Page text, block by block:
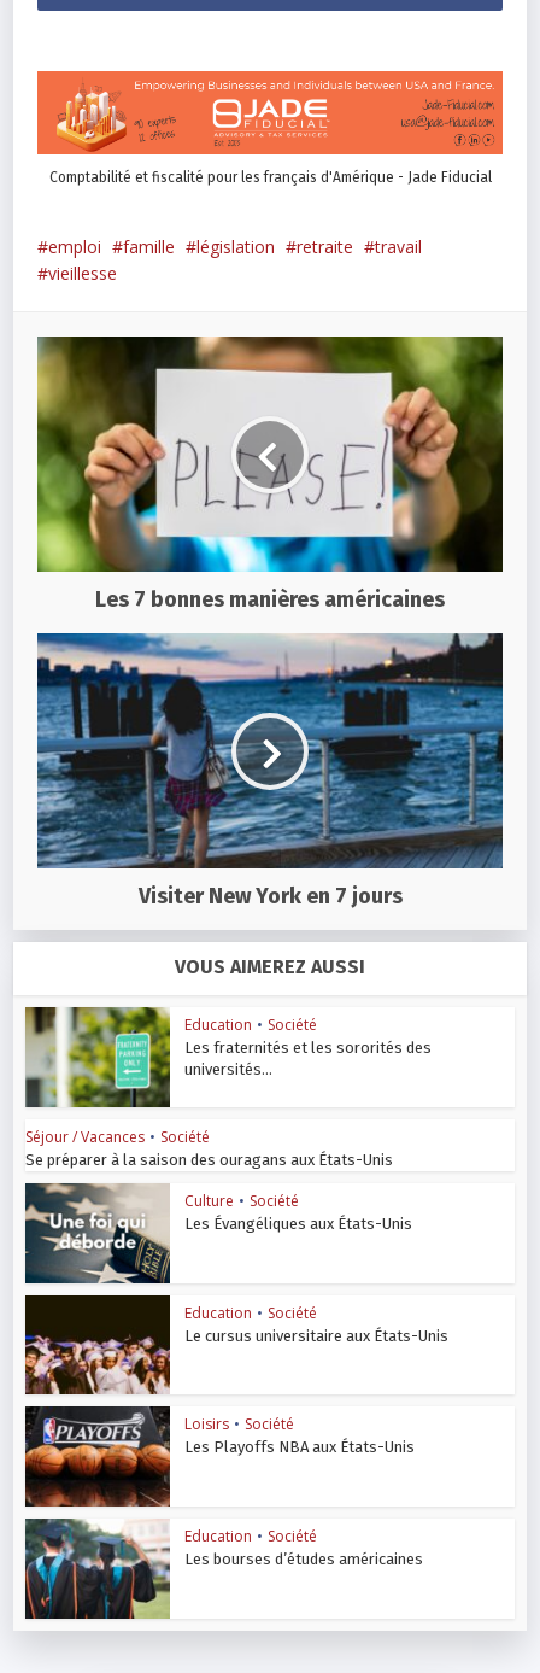
Comptabilité et fiscalité pour les français d'Amérique - Jade Fiducial
emploi famille législation retraite
travail
vieillesse
Les 7 bonnes manières américaines
Visiter New York en 7 jours
VOUS AIMEREZ AUSSI
Education • Société
Les fraternités et les sororités des
universités...
Séjour / Vacances • Société
Se préparer à la saison des ouragans aux États-Unis
Culture • Société
Les Évangéliques aux États-Unis
Education • Société
Le cursus universitaire aux États-Unis
Loisirs • Société
Les Playoffs NBA aux États-Unis
Education • Société
Les bourses d’études américaines